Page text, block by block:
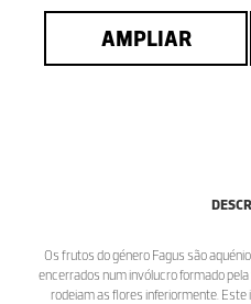
AMPLIAR
Os frutos do género Fagus são
encerrados num invólucro formado
rodeiam as flores inferiormente. Este